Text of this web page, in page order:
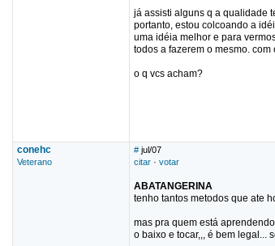
já assisti alguns q a qualidade
portanto, estou colcoando a
uma idéia melhor e para
todos a fazerem o mesmo.
o q vcs acham?
conehc
Veterano
# jul/07
citar · votar
ABATANGERINA
tenho tantos metodos que ate
mas pra quem está
o baixo e tocar,,, é bem legal...